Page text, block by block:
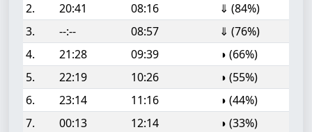
2.
20:41 08:16
⇓ (84%)
3.
--:-- 08:57
⇓ (76%)
4.
21:28 09:39
◑ (66%)
5.
22:19 10:26
◑ (55%)
6.
23:14 11:16
◑ (44%)
7.
00:13 12:14
◑ (33%)